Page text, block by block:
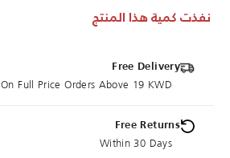
نفذت كمية هذا المنتج
Free Delivery
On Full Price Orders Above 19 KWD
Free Returns
Within 30 Days